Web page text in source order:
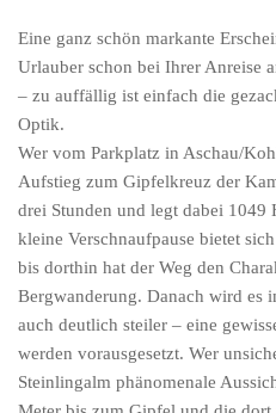
Eine ganz schön markante
Urlauber schon bei Ihrer Anreise
– zu auffällig ist einfach die
Optik.
Wer vom Parkplatz in Aschau/
Aufstieg zum Gipfelkreuz der
drei Stunden und legt dabei 1049
kleine Verschnaufpause bietet
bis dorthin hat der Weg den
Bergwanderung. Danach wird es
auch deutlich steiler – eine
werden vorausgesetzt. Wer
Steinlingalm phänomenale